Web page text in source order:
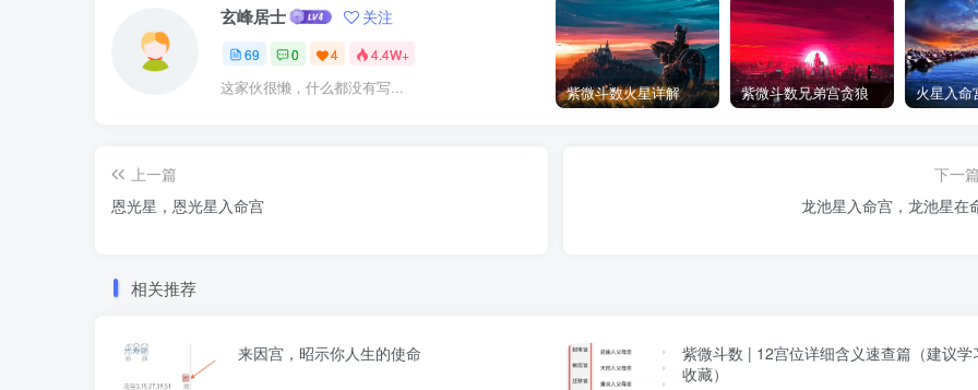
玄峰居士 关注
69 0 4 4.4W+
这家伙很懒，什么都没有写... 紫微斗数火星详解 紫微斗数兄弟宫贪狼
上一篇
恩光星，恩光星入命宫
下一
龙池星入命宫，龙池星在
相关推荐
来因宫，昭示你人生的使命
紫微斗数 | 12宫位详细含义速查篇（建议学
收藏）